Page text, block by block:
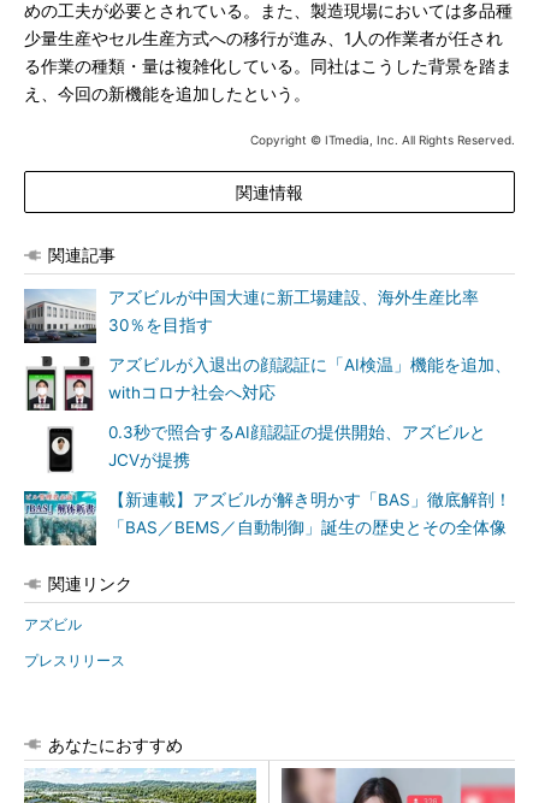
めの工夫が必要とされている。また、製造現場においては多品種
少量生産やセル生産方式への移行が進み、1人の作業者が任され
る作業の種類・量は複雑化している。同社はこうした背景を踏ま
え、今回の新機能を追加したという。
Copyright © ITmedia, Inc. All Rights Reserved.
関連情報
関連記事
アズビルが中国大連に新工場建設、海外生産比率
30％を目指す
アズビルが入退出の顔認証に「AI検温」機能を追加、
withコロナ社会へ対応
0.3秒で照合するAI顔認証の提供開始、アズビルと
JCVが提携
【新連載】アズビルが解き明かす「BAS」徹底解剖！
「BAS／BEMS／自動制御」誕生の歴史とその全体像
関連リンク
アズビル
プレスリリース
あなたにおすすめ